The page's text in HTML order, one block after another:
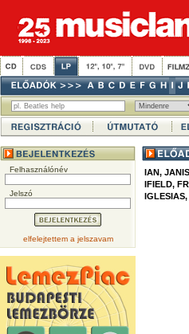
Felhasználónév
Jelszó
elfelejtettem a jelszavam
IAN, JANIS
IFIELD,